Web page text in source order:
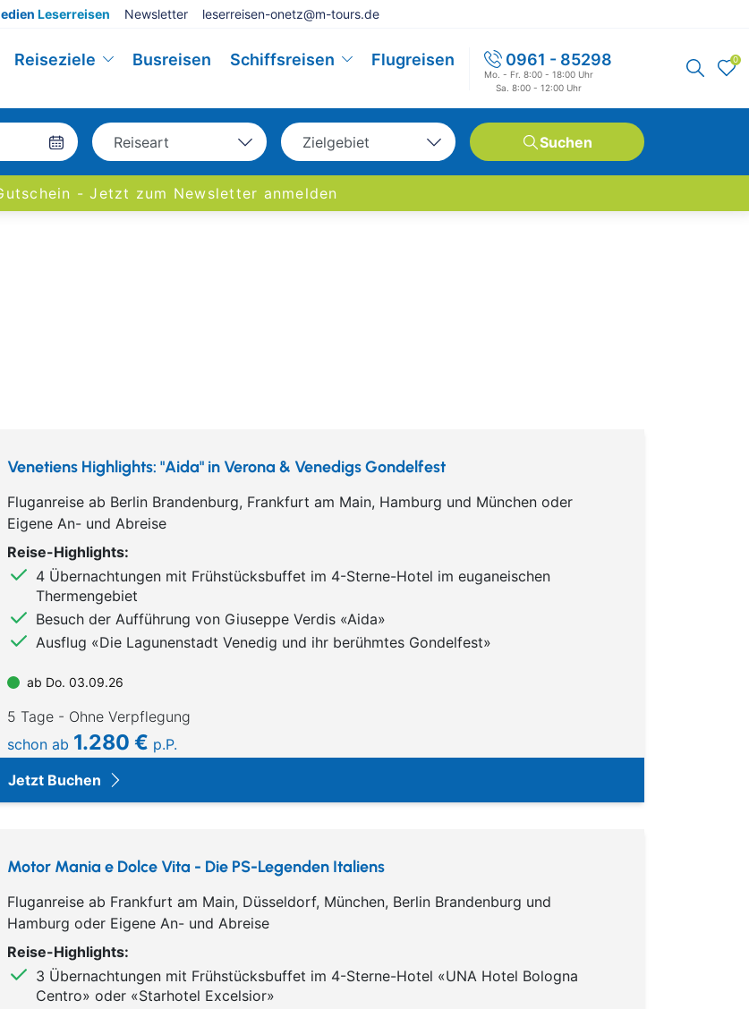
Leserreisen Newsletter leserreisen-onetz@m-tours.de
Reiseziele Busreisen Schiffsreisen Flugreisen 0961 - 85298
Mo. - Fr. 8:00 - 18:00 Uhr
Sa. 8:00 - 12:00 Uhr
0
Reiseart
Eigenanreise
Zielgebiet
Europa
Suchen
- Jetzt zum Newsletter anmelden
Venetiens Highlights: "Aida" in Verona & Venedigs Gondelfest
Fluganreise ab Berlin Brandenburg, Frankfurt am Main, Hamburg und München oder
Eigene An- und Abreise
Reise-Highlights:
4 Übernachtungen mit Frühstücksbuffet im 4-Sterne-Hotel im euganeischen
Thermengebiet
Besuch der Aufführung von Giuseppe Verdis «Aida»
Ausflug «Die Lagunenstadt Venedig und ihr berühmtes Gondelfest»
ab Do. 03.09.26
5 Tage - Ohne Verpflegung
schon ab 1.280 € p.P.
Jetzt Buchen
Motor Mania e Dolce Vita - Die PS-Legenden Italiens
Fluganreise ab Frankfurt am Main, Düsseldorf, München, Berlin Brandenburg und
Hamburg oder Eigene An- und Abreise
Reise-Highlights:
3 Übernachtungen mit Frühstücksbuffet im 4-Sterne-Hotel «UNA Hotel Bologna
Centro» oder «Starhotel Excelsior»